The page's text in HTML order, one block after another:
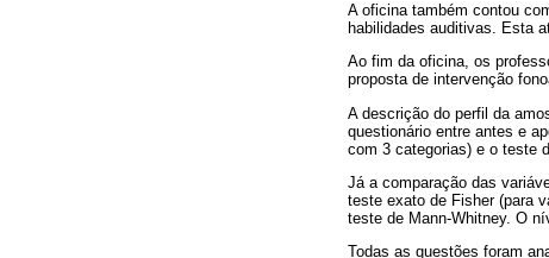
A oficina também contou
habilidades auditivas. Esta
Ao fim da oficina, os
proposta de intervenção
A descrição do perfil da
questionário entre antes e
com 3 categorias) e o teste
Já a comparação das
teste exato de Fisher (para
teste de Mann-Whitney. O
Todas as questões foram